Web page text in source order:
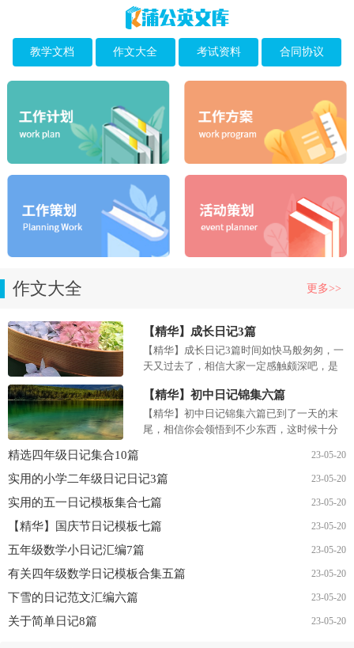
教学文档 作文大全 考试资料 合同协议
作文大全 更多>>
【精华】成长日记3篇
【精华】成长日记3篇时间如快马般匆匆，一
天又过去了，相信大家一定感触颇深吧，是
是怎么写的吧，以下是小编...
【精华】初中日记锦集六篇
【精华】初中日记锦集六篇已到了一天的末
尾，相信你会领悟到不少东西，这时候十分
23-05-20
精选四年级日记集合10篇
23-05-20
实用的小学二年级日记日记3篇
23-05-20
实用的五一日记模板集合七篇
23-05-20
【精华】国庆节日记模板七篇
23-05-20
五年级数学小日记汇编7篇
23-05-20
有关四年级数学日记模板合集五篇
23-05-20
下雪的日记范文汇编六篇
23-05-20
关于简单日记8篇